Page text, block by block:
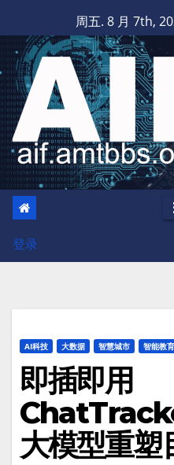
至
内
容
周五. 8 月 7th,
登录
AI科技 大数据 智慧城市 智能教育
即插即用
大模型重塑